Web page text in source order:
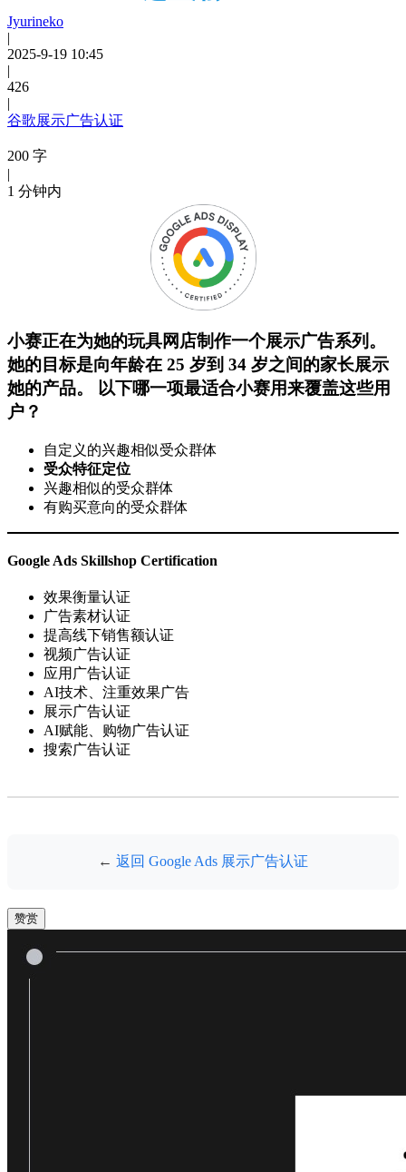
Jyurineko
|
2025-9-19 10:45
|
426
|
谷歌展示广告认证
200 字
|
1 分钟内
小赛正在为她的玩具网店制作一个展示广告系列。
她的目标是向年龄在 25 岁到 34 岁之间的家长展示
她的产品。 以下哪一项最适合小赛用来覆盖这些用
户？
自定义的兴趣相似受众群体
受众特征定位
兴趣相似的受众群体
有购买意向的受众群体
Google Ads Skillshop Certification
效果衡量认证
广告素材认证
提高线下销售额认证
视频广告认证
应用广告认证
AI技术、注重效果广告
展示广告认证
AI赋能、购物广告认证
搜索广告认证
← 返回 Google Ads 展示广告认证
赞赏